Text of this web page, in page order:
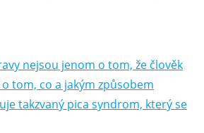
nejsou jenom o tom, že člověk
tom, co a jakým způsobem
takzvaný pica syndrom, který se